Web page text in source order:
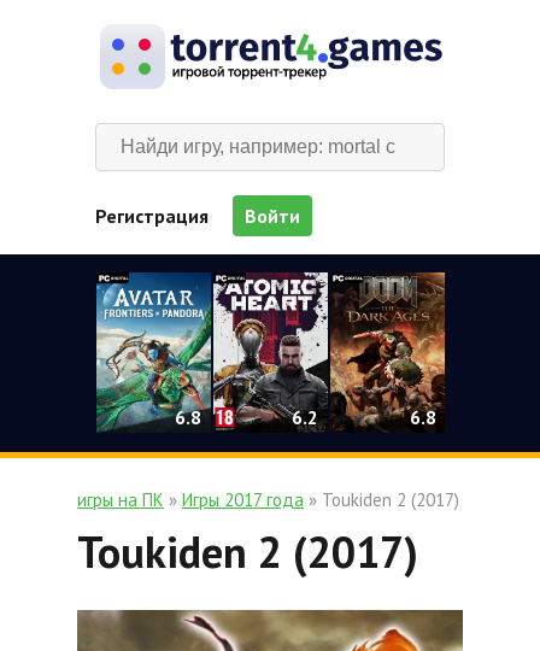
Регистрация Войти
6.8 6.2 6.8
игры на ПК » Игры 2017 года » Toukiden 2 (2017)
Toukiden 2 (2017)